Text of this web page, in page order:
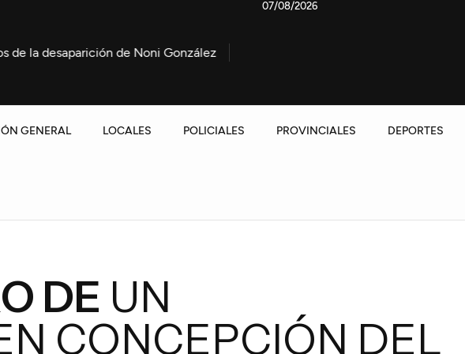
de Noni González Marcha contra la Ley de propiedad privada: La
07/08/2026
GENERAL LOCALES POLICIALES PROVINCIALES DEPORTES
DE UN
CONCEPCIÓN DEL